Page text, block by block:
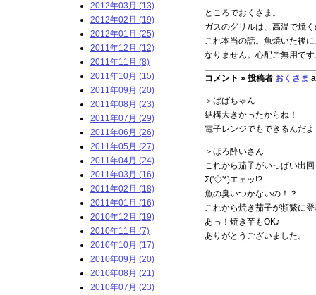
ところでおくさま。
ガスのグリルは、高温で焼
これ本当の話。魚焼いた後
なりません。心配ご無用で
コメント » 投稿者 おくさま
＞ばばちゃん
結構大きかったからね！
電子レンジでもできるんだ
＞ほろ酔いさん
これから茄子がいっぱい出
Σ('◇'*)エェッ!?
魚の臭いつかないの！？
これから焼き茄子が頻繁に
あっ！焼き芋もOK♪
ありがとうございました。
2012年03月 (13)
2012年02月 (19)
2012年01月 (25)
2011年12月 (12)
2011年11月 (8)
2011年10月 (15)
2011年09月 (20)
2011年08月 (23)
2011年07月 (29)
2011年06月 (26)
2011年05月 (27)
2011年04月 (24)
2011年03月 (16)
2011年02月 (18)
2011年01月 (16)
2010年12月 (19)
2010年11月 (7)
2010年10月 (17)
2010年09月 (20)
2010年08月 (21)
2010年07月 (23)